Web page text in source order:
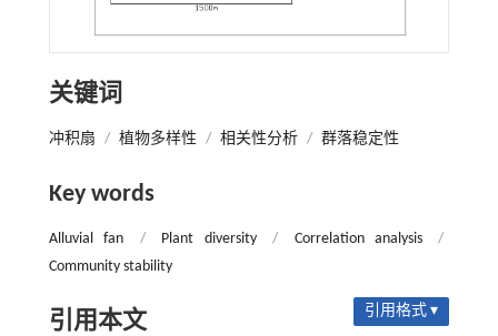
关键词
冲积扇 / 植物多样性 / 相关性分析 / 群落稳定性
Key words
Alluvial fan / Plant diversity / Correlation analysis
/
Community stability
引用本文 引用格式 ▾